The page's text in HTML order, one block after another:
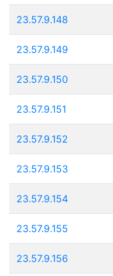
23.57.9.148
23.57.9.149
23.57.9.150
23.57.9.151
23.57.9.152
23.57.9.153
23.57.9.154
23.57.9.155
23.57.9.156